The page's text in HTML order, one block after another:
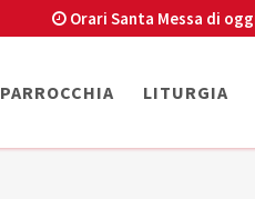
Orari Santa Messa di
PARROCCHIA LITURGIA